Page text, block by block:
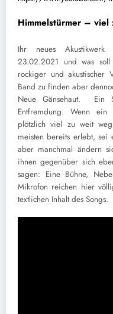
Himmelstürmer –
Ihr neues Akustikwerk
23.02.2021 und was
rockiger und akustischer
Band zu finden aber
Neue Gänsehaut. Ein
Entfremdung. Wenn
plötzlich viel zu weit
meisten bereits erlebt,
aber manchmal ändern
ihnen gegenüber sich
sagen: Eine Bühne,
Mikrofon reichen hier
textlichen Inhalt des Songs.